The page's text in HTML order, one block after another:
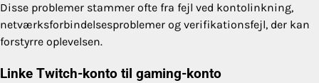
Disse problemer stammer ofte fra fejl ved kontolinkning,
netværksforbindelsesproblemer og verifikationsfejl, der kan
forstyrre oplevelsen.
Linke Twitch-konto til gaming-konto